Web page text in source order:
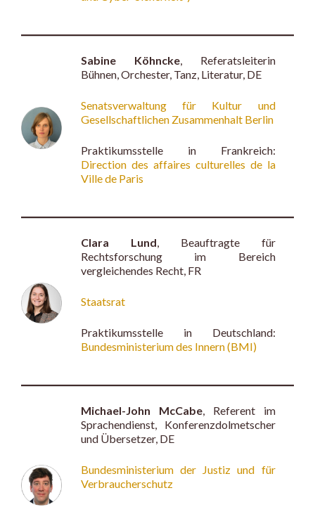
Sabine Köhncke, Referatsleiterin
Bühnen, Orchester, Tanz, Literatur, DE
Senatsverwaltung für Kultur und
Gesellschaftlichen Zusammenhalt Berlin
Praktikumsstelle in Frankreich:
Direction des affaires culturelles de la
Ville de Paris
Clara Lund, Beauftragte für
Rechtsforschung im Bereich
vergleichendes Recht, FR
Staatsrat
Praktikumsstelle in Deutschland:
Bundesministerium des Innern (BMI)
Michael-John McCabe, Referent im
Sprachendienst, Konferenzdolmetscher
und Übersetzer, DE
Bundesministerium der Justiz und für
Verbraucherschutz